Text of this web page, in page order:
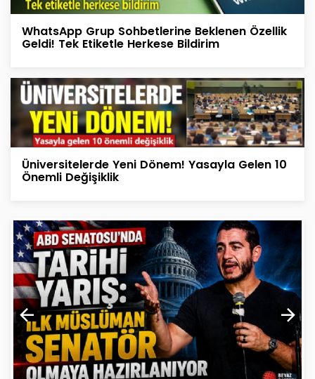
WhatsApp Grup Sohbetlerine Beklenen Özellik
Geldi! Tek Etiketle Herkese Bildirim
Üniversitelerde Yeni Dönem! Yasayla Gelen 10
Önemli Değişiklik